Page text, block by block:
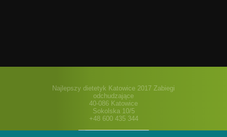
Najlepszy dietetyk Katowice 2017 Zabiegi
odchudzające
40-086 Katowice
Sokolska 10/5
+48 600 435 344